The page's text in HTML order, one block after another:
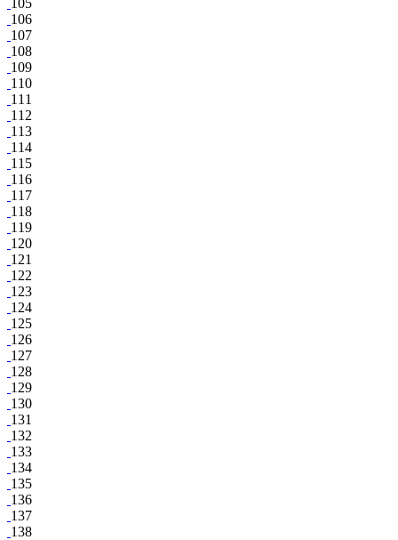
105
106
107
108
109
110
111
112
113
114
115
116
117
118
119
120
121
122
123
124
125
126
127
128
129
130
131
132
133
134
135
136
137
138